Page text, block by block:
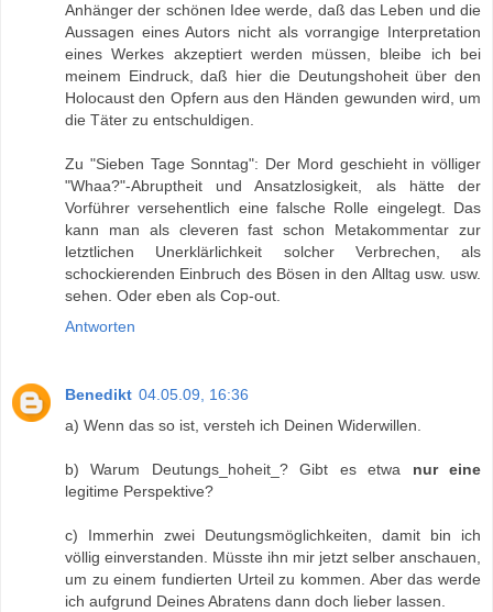
Anhänger der schönen Idee werde, daß das Leben und die
Aussagen eines Autors nicht als vorrangige Interpretation
eines Werkes akzeptiert werden müssen, bleibe ich bei
meinem Eindruck, daß hier die Deutungshoheit über den
Holocaust den Opfern aus den Händen gewunden wird, um
die Täter zu entschuldigen.
Zu "Sieben Tage Sonntag": Der Mord geschieht in völliger
"Whaa?"-Abruptheit und Ansatzlosigkeit, als hätte der
Vorführer versehentlich eine falsche Rolle eingelegt. Das
kann man als cleveren fast schon Metakommentar zur
letztlichen Unerklärlichkeit solcher Verbrechen, als
schockierenden Einbruch des Bösen in den Alltag usw. usw.
sehen. Oder eben als Cop-out.
Antworten
Benedikt 04.05.09, 16:36
a) Wenn das so ist, versteh ich Deinen Widerwillen.
b) Warum Deutungs_hoheit_? Gibt es etwa nur eine
legitime Perspektive?
c) Immerhin zwei Deutungsmöglichkeiten, damit bin ich
völlig einverstanden. Müsste ihn mir jetzt selber anschauen,
um zu einem fundierten Urteil zu kommen. Aber das werde
ich aufgrund Deines Abratens dann doch lieber lassen.